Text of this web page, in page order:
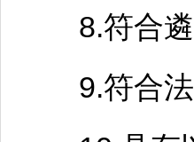
8.符合遴
9.符合法